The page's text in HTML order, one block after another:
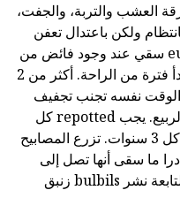
العشب والتربة، والجفت،
2: 1: 1: 1). يجب بانتظام ولكن باعتدال تعفن
المصابيح كما يمكن أن يحدث euharis سقي عند وجود فائض من
الرطوبة. بعد المزهرة في النباتات تبدأ فترة من الراحة. أكثر من 2
نفسه تجنب تجفيف
تنتج في الربيع. يجب repotted كل
euharis الشباب سنويا، والكبار - 1 كل 3 سنوات. تزرع المصابيح
ما سقى أنها تصل إلى
قمم ظهور أوراق جديدة. الشركات التابعة نشر bulbils زنبق